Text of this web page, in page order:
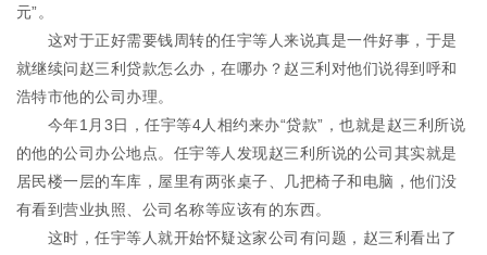
元”。
这对于正好需要钱周转的任宇等人来说真是一件好事，于是
就继续问赵三利贷款怎么办，在哪办？赵三利对他们说得到呼和
浩特市他的公司办理。
今年1月3日，任宇等4人相约来办“贷款”，也就是赵三利所说
的他的公司办公地点。任宇等人发现赵三利所说的公司其实就是
居民楼一层的车库，屋里有两张桌子、几把椅子和电脑，他们没
有看到营业执照、公司名称等应该有的东西。
这时，任宇等人就开始怀疑这家公司有问题，赵三利看出了